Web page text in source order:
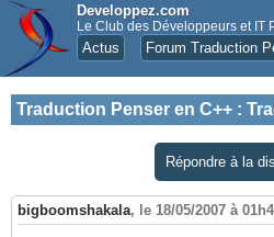
Developpez.com
Le Club des Développeurs et IT
Actus Forum Traduction
Traduction Penser en C++ :
Répondre à la
bigboomshakala, le 18/05/2007 à